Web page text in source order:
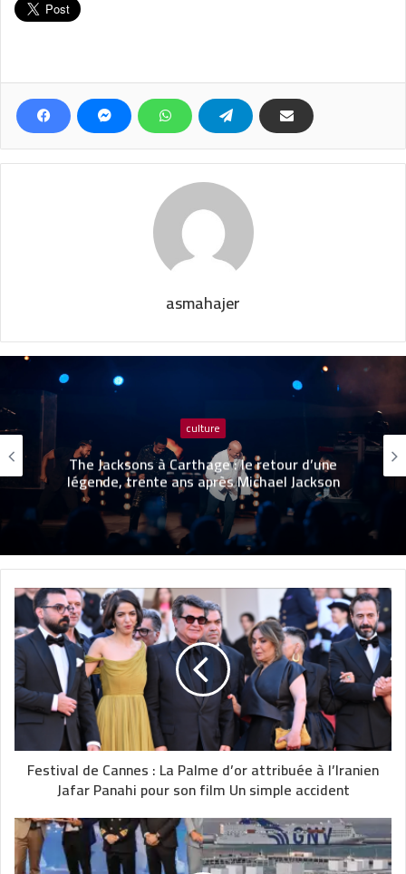
asmahajer
culture
The Jacksons à Carthage : le retour d’une
légende, trente ans après Michael Jackson
Festival de Cannes : La Palme d’or attribuée à l’Iranien
Jafar Panahi pour son film Un simple accident